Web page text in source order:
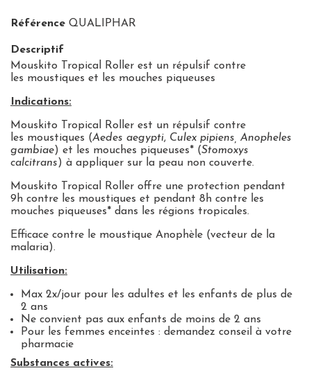
Référence QUALIPHAR
Descriptif
Mouskito Tropical Roller est un répulsif contre
les moustiques et les mouches piqueuses
Indications:
Mouskito Tropical Roller est un répulsif contre
les moustiques (Aedes aegypti, Culex pipiens, Anopheles
gambiae) et les mouches piqueuses* (Stomoxys
calcitrans) à appliquer sur la peau non couverte.
Mouskito Tropical Roller offre une protection pendant
9h contre les moustiques et pendant 8h contre les
mouches piqueuses* dans les régions tropicales.
Efficace contre le moustique Anophèle (vecteur de la
malaria).
Utilisation:
Max 2x/jour pour les adultes et les enfants de plus de
2 ans
Ne convient pas aux enfants de moins de 2 ans
Pour les femmes enceintes : demandez conseil à votre
pharmacie
Substances actives: